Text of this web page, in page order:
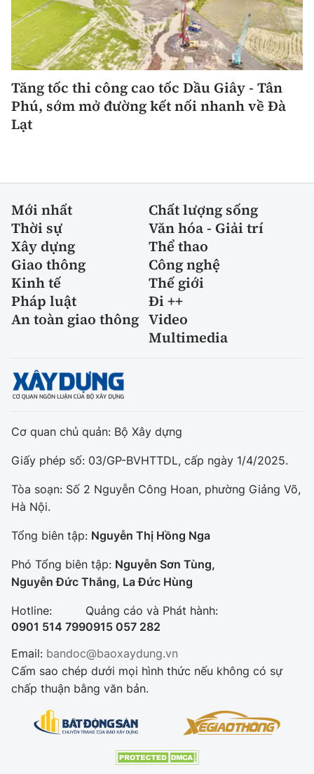
Tăng tốc thi công cao tốc Dầu Giây - Tân
Phú, sớm mở đường kết nối nhanh về Đà
Lạt
Mới nhất
Chất lượng sống
Thời sự
Văn hóa - Giải trí
Xây dựng
Thể thao
Giao thông
Công nghệ
Kinh tế
Thế giới
Pháp luật
Đi ++
An toàn giao thông Video
Multimedia
Cơ quan chủ quản: Bộ Xây dựng
Giấy phép số: 03/GP-BVHTTDL, cấp ngày 1/4/2025.
Tòa soạn: Số 2 Nguyễn Công Hoan, phường Giảng Võ,
Hà Nội.
Tổng biên tập: Nguyễn Thị Hồng Nga
Phó Tổng biên tập: Nguyễn Sơn Tùng,
Nguyễn Đức Thắng, La Đức Hùng
Hotline:
0901 514 799
Quảng cáo và Phát hành:
0915 057 282
Email: bandoc@baoxaydung.vn
Cấm sao chép dưới mọi hình thức nếu không có sự
chấp thuận bằng văn bản.